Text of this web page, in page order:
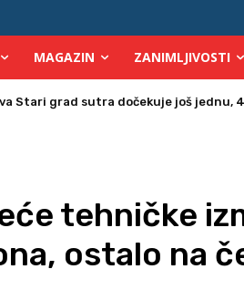
MAGAZIN ZANIMLJIVOSTI
grad sutra dočekuje još jednu,
investitora u Bosni i Hercegovini
tehničke
ostalo na